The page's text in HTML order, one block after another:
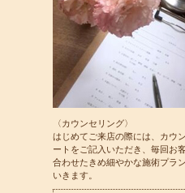
〈カウンセリング〉
はじめてご来店の際には、カウ
ートをご記入いただき、毎回お
合わせたきめ細やかな施術プラ
いきます。